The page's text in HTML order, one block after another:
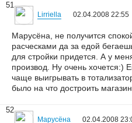
51
Lirriella 02.04.2008 22:55
Марусёна, не получится
расческами да за едой
для стройки придется. А у
производ. Ну очень хочется:)
чаще выигрывать в
было на что достроить
52
Марусёна 02.04.2008